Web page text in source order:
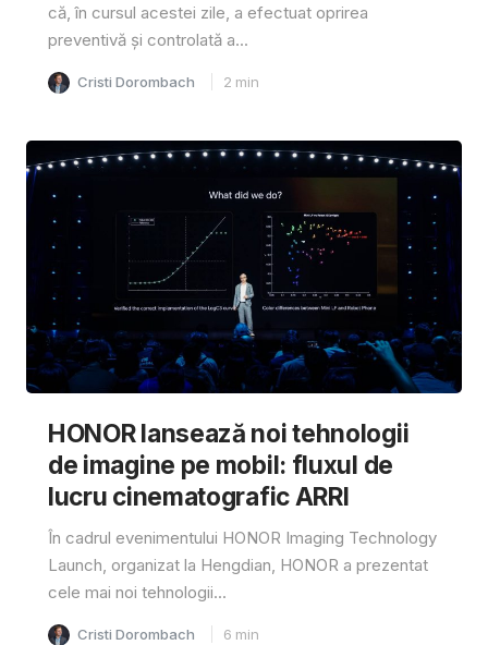
că, în cursul acestei zile, a efectuat oprirea
preventivă și controlată a...
Cristi Dorombach 2 min
HONOR lansează noi tehnologii
de imagine pe mobil: fluxul de
lucru cinematografic ARRI
În cadrul evenimentului HONOR Imaging Technology
Launch, organizat la Hengdian, HONOR a prezentat
cele mai noi tehnologii...
Cristi Dorombach 6 min